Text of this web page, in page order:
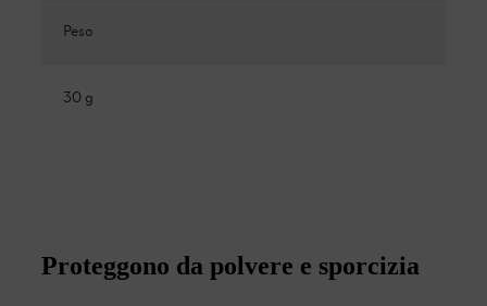
Peso
30 g
Proteggono da polvere e sporcizia